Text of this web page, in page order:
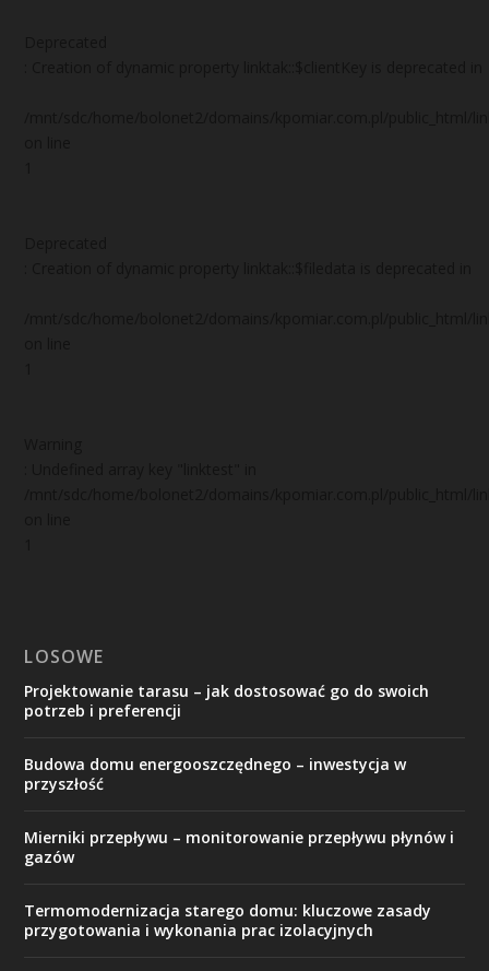
LOSOWE
Projektowanie tarasu – jak dostosować go do swoich
potrzeb i preferencji
Budowa domu energooszczędnego – inwestycja w
przyszłość
Mierniki przepływu – monitorowanie przepływu płynów i
gazów
Termomodernizacja starego domu: kluczowe zasady
przygotowania i wykonania prac izolacyjnych